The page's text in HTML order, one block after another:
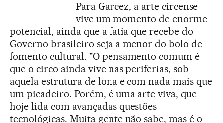
Para Garcez, a arte circense
vive um momento de enorme
potencial, ainda que a fatia que recebe do
Governo brasileiro seja a menor do bolo de
fomento cultural. "O pensamento comum é
que o circo ainda vive nas periferias, sob
aquela estrutura de lona e com nada mais que
um picadeiro. Porém, é uma arte viva, que
hoje lida com avançadas questões
tecnológicas. Muita gente não sabe, mas é o